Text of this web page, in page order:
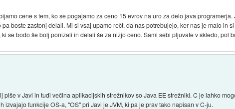
cene s tem, ko se pogajamo za ceno 15 evrov na uro za delo java
boste zastonj delali. Mi si vsaj upamo rečt, da nas potrebujejo, ker nas je malo in
se bodo še bolj ponižali in delali še za nižjo ceno. Sami sebi pljuvate v skledo, pol
v Javi in tudi večina aplikacijskih strežnikov so Java EE strežniki. C je lahko
izvajajo funkcije OS-a, "OS" pri Javi je JVM, ki pa je prav tako napisan v C-ju.